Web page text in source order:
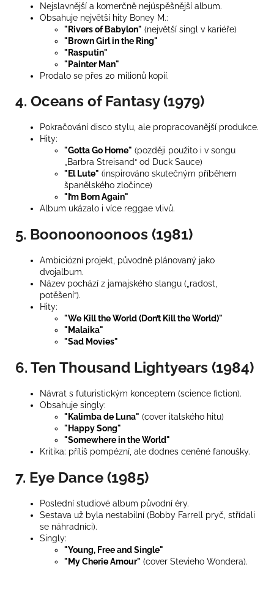
Nejslavnější a komerčně nejúspěšnější album.
Obsahuje největší hity Boney M.:
"Rivers of Babylon" (největší singl v kariéře)
"Brown Girl in the Ring"
"Rasputin"
"Painter Man"
Prodalo se přes 20 milionů kopií.
4. Oceans of Fantasy (1979)
Pokračování disco stylu, ale propracovanější produkce.
Hity:
"Gotta Go Home" (později použito i v songu
„Barbra Streisand“ od Duck Sauce)
"El Lute" (inspirováno skutečným příběhem
španělského zločince)
"I’m Born Again"
Album ukázalo i více reggae vlivů.
5. Boonoonoonoos (1981)
Ambiciózní projekt, původně plánovaný jako
dvojalbum.
Název pochází z jamajského slangu („radost,
potěšení“).
Hity:
"We Kill the World (Don’t Kill the World)"
"Malaika"
"Sad Movies"
6. Ten Thousand Lightyears (1984)
Návrat s futuristickým konceptem (science fiction).
Obsahuje singly:
"Kalimba de Luna" (cover italského hitu)
"Happy Song"
"Somewhere in the World"
Kritika: příliš pompézní, ale dodnes ceněné fanoušky.
7. Eye Dance (1985)
Poslední studiové album původní éry.
Sestava už byla nestabilní (Bobby Farrell pryč, střídali
se náhradníci).
Singly:
"Young, Free and Single"
"My Cherie Amour" (cover Stevieho Wondera).